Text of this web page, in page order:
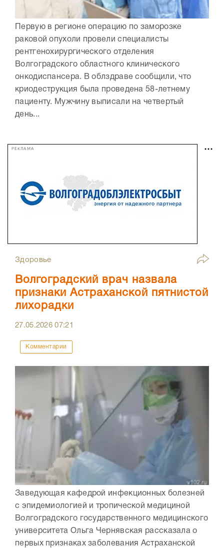
Первую в регионе операцию по заморозке
раковой опухоли провели специалисты
рентгенохирургического отделения
Волгоградского областного клинического
онкодиспансера. В облздраве сообщили, что
криодеструкция была проведена 58-летнему
пациенту. Мужчину выписали на четвертый
день...
РЕКЛАМА
Здоровье
Волгоградский врач назвала
признаки Астраханской пятнистой
лихорадки
27.05.202607:21
Комментарии
Заведующая кафедрой инфекционных болезней
с эпидемиологией и тропической медициной
Волгоградского государственного медицинского
университета Ольга Чернявская рассказала о
первых признаках заболевания Астраханской